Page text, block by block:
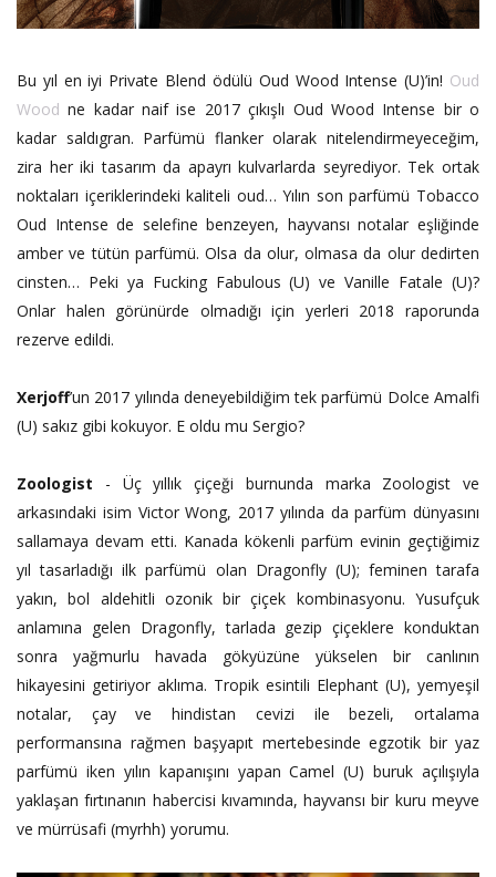
Bu yıl en iyi Private Blend ödülü Oud Wood Intense (U)’in! Oud
Wood ne kadar naif ise 2017 çıkışlı Oud Wood Intense bir o
kadar saldıgran. Parfümü flanker olarak nitelendirmeyeceğim,
zira her iki tasarım da apayrı kulvarlarda seyrediyor. Tek ortak
noktaları içeriklerindeki kaliteli oud… Yılın son parfümü Tobacco
Oud Intense de selefine benzeyen, hayvansı notalar eşliğinde
amber ve tütün parfümü. Olsa da olur, olmasa da olur dedirten
cinsten… Peki ya Fucking Fabulous (U) ve Vanille Fatale (U)?
Onlar halen görünürde olmadığı için yerleri 2018 raporunda
rezerve edildi.
Xerjoff’un 2017 yılında deneyebildiğim tek parfümü Dolce Amalfi
(U) sakız gibi kokuyor. E oldu mu Sergio?
Zoologist - Üç yıllık çiçeği burnunda marka Zoologist ve
arkasındaki isim Victor Wong, 2017 yılında da parfüm dünyasını
sallamaya devam etti. Kanada kökenli parfüm evinin geçtiğimiz
yıl tasarladığı ilk parfümü olan Dragonfly (U); feminen tarafa
yakın, bol aldehitli ozonik bir çiçek kombinasyonu. Yusufçuk
anlamına gelen Dragonfly, tarlada gezip çiçeklere konduktan
sonra yağmurlu havada gökyüzüne yükselen bir canlının
hikayesini getiriyor aklıma. Tropik esintili Elephant (U), yemyeşil
notalar, çay ve hindistan cevizi ile bezeli, ortalama
performansına rağmen başyapıt mertebesinde egzotik bir yaz
parfümü iken yılın kapanışını yapan Camel (U) buruk açılışıyla
yaklaşan fırtınanın habercisi kıvamında, hayvansı bir kuru meyve
ve mürrüsafi (myrhh) yorumu.